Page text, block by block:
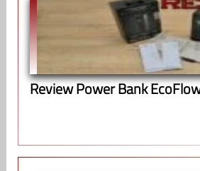
Review Power Bank